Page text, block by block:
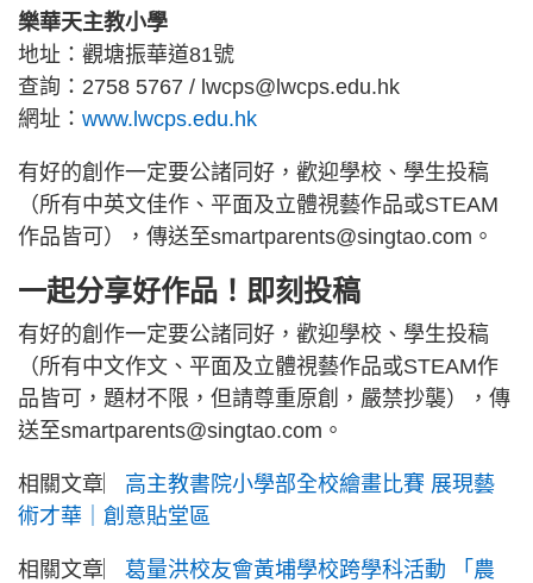
樂華天主教小學
地址：觀塘振華道81號
查詢：2758 5767 / lwcps@lwcps.edu.hk
網址： www.lwcps.edu.hk
有好的創作一定要公諸同好，歡迎學校、學生投稿
（所有中英文佳作、平面及立體視藝作品或STEAM
作品皆可），傳送至smartparents@singtao.com。
一起分享好作品！即刻投稿
有好的創作一定要公諸同好，歡迎學校、學生投稿
（所有中文作文、平面及立體視藝作品或STEAM作
品皆可，題材不限，但請尊重原創，嚴禁抄襲），傳
送至smartparents@singtao.com。
相關文章︳ 高主教書院小學部全校繪畫比賽 展現藝
術才華｜創意貼堂區
相關文章︳ 葛量洪校友會黃埔學校跨學科活動 「農